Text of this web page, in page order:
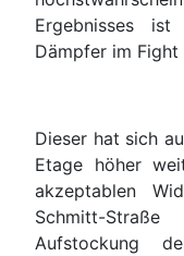
Ergebnisses
Dämpfer im Fight
Dieser hat sich
Etage höher
akzeptablen
Schmitt-
Aufstockung